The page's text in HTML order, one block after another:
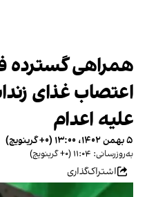
همراهی گسترده
اعتصاب غذای
علیه اعدام
۵ بهمن ۱۴۰۲، ۱۳:۰۰ (‎+۰ گرینویچ)
به‌روزرسانی: ۱۱:۰۴ (‎+۰ گرینویچ)
اشتراک‌گذاری